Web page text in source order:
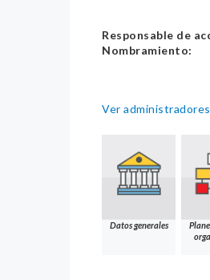
Responsable de
Nombramiento:
Ver
Datos generales